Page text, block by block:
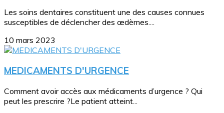
Les soins dentaires constituent une des causes connues
susceptibles de déclencher des œdèmes....
10 mars 2023
MEDICAMENTS D'URGENCE
Comment avoir accès aux médicaments d’urgence ? Qui
peut les prescrire ?Le patient atteint...